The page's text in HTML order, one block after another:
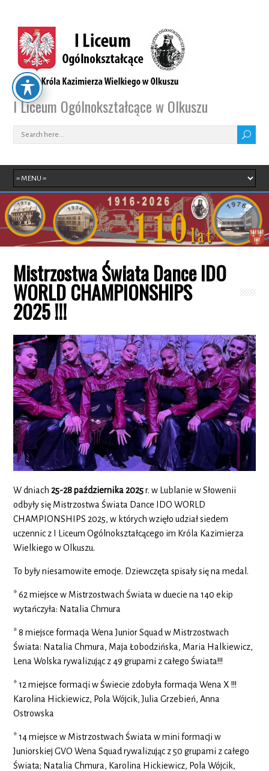
I Liceum Ogólnokształcące w Olkuszu
Mistrzostwa Świata Dance IDO
WORLD CHAMPIONSHIPS
2025 !!!
W dniach 25-28 października 2025r. w Lublanie w Słowenii
odbyły się Mistrzostwa Świata Dance IDO WORLD
CHAMPIONSHIPS 2025, w których wzięło udział siedem
uczennic z I Liceum Ogólnokształcącego im Króla Kazimierza
Wielkiego w Olkuszu.
To były niesamowite emocje. Dziewczęta spisały się na medal.
* 62 miejsce w Mistrzostwach Świata w duecie na 140 ekip
wytańczyła: Natalia Chmura
* 8 miejsce formacja Wena Junior Squad w Mistrzostwach
Świata: Natalia Chmura, Maja Łobodzińska, Maria Halkiewicz,
Lena Wolska rywalizując z 49 grupami z całego Świata!!!
* 12 miejsce formacji w Świecie zdobyła formacja Wena X !!!
Karolina Hickiewicz, Pola Wójcik, Julia Grzebień, Anna
Ostrowska
* 14 miejsce w Mistrzostwach Świata w mini formacji w
Juniorskiej GVO Wena Squad rywalizując z 50 grupami z całego
Świata; Natalia Chmura, Karolina Hickiewicz, Pola Wójcik,